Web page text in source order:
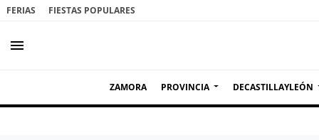
FERIAS FIESTAS POPULARES
menu
ZAMORA PROVINCIA DECASTILLAYLEÓN